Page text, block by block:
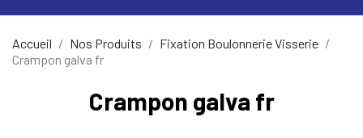
Accueil Nos Produits
Fixation Boulonnerie Visserie
Crampon galva fr
Crampon galva fr